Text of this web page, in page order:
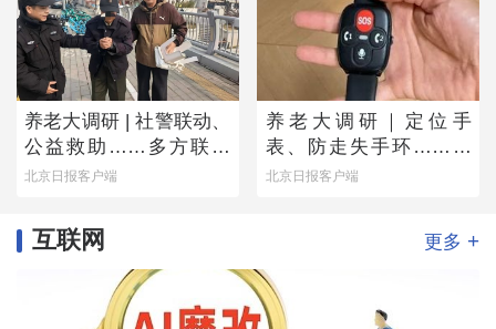
养老大调研 | 社警联动、
公益救助……多方联手
撑起防走失网络
北京日报客户端
养老大调研｜定位手
表、防走失手环……老
人为何不愿用？
北京日报客户端
互联网 更多 +